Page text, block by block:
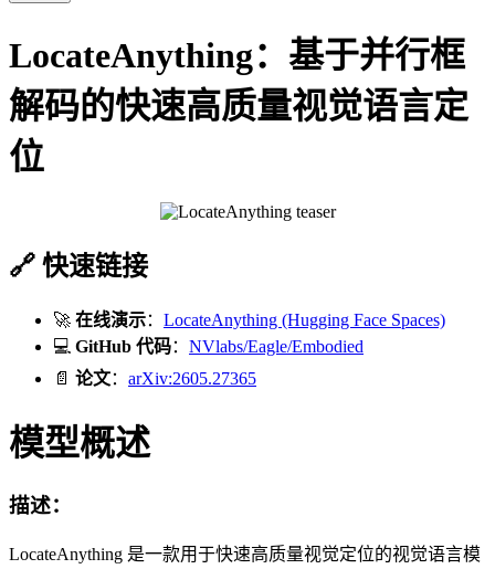
LocateAnything：基于并行框
解码的快速高质量视觉语言定
位
🔗 快速链接
🚀 在线演示： LocateAnything (Hugging Face Spaces)
💻 GitHub 代码： NVlabs/Eagle/Embodied
📄 论文： arXiv:2605.27365
模型概述
描述：
LocateAnything 是一款用于快速高质量视觉定位的视觉语言模